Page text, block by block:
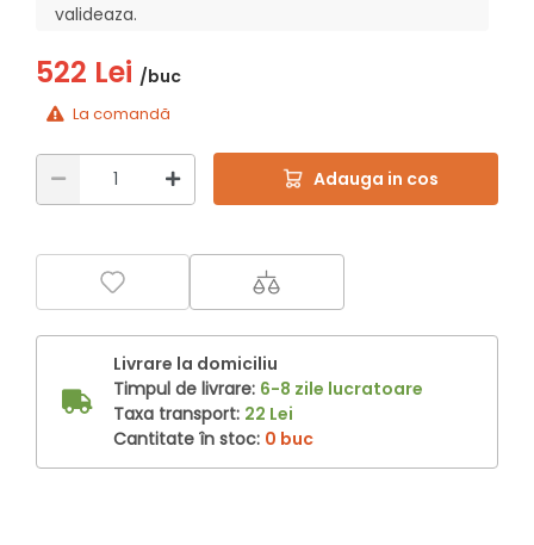
valideaza.
522 Lei /buc
La comandă
Adauga in cos
Livrare la domiciliu
Timpul de livrare: 6-8 zile lucratoare
Taxa transport: 22 Lei
Cantitate în stoc: 0 buc